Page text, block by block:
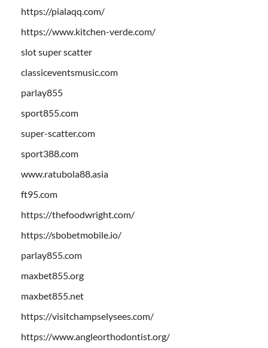
https://pialaqq.com/
https://www.kitchen-verde.com/
slot super scatter
classiceventsmusic.com
parlay855
sport855.com
super-scatter.com
sport388.com
www.ratubola88.asia
ft95.com
https://thefoodwright.com/
https://sbobetmobile.io/
parlay855.com
maxbet855.org
maxbet855.net
https://visitchampselysees.com/
https://www.angleorthodontist.org/